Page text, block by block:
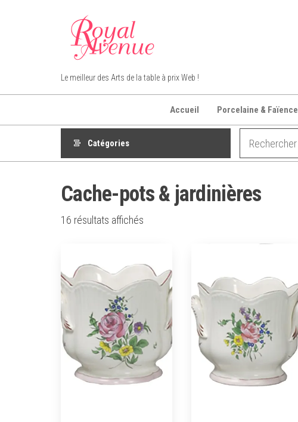
Royal Avenue
Le meilleur des Arts de la table à prix Web !
Accueil Porcelaine & Faïence
Catégories
Cache-pots & jardinières
16 résultats affichés